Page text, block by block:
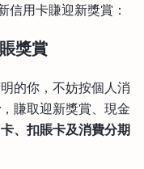
用卡賺迎新獎賞：
獎賞
的你，不妨按個人消
，賺取迎新獎賞、現金
、扣賬卡及消費分期